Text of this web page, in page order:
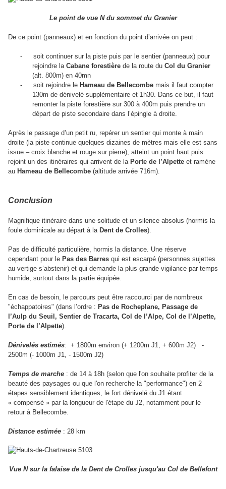
Le point de vue N du sommet du Granier
De ce point (panneaux) et en fonction du point d’arrivée on peut :
-
soit continuer sur la piste puis par le sentier (panneaux) pour
rejoindre la Cabane forestière de la route du Col du Granier
(alt. 800m) en 40mn
-
soit rejoindre le Hameau de Bellecombe mais il faut compter
130m de dénivelé supplémentaire et 1h30. Dans ce but, il faut
remonter la piste forestière sur 300 à 400m puis prendre un
départ de piste secondaire dans l’épingle à droite.
Après le passage d’un petit ru, repérer un sentier qui monte à main
droite (la piste continue quelques dizaines de mètres mais elle est sans
issue – croix blanche et rouge sur pierre), atteint un point haut puis
rejoint un des itinéraires qui arrivent de la Porte de l’Alpette et ramène
au Hameau de Bellecombe (altitude arrivée 716m).
Conclusion
Magnifique itinéraire dans une solitude et un silence absolus (hormis la
foule dominicale au départ à la Dent de Crolles).
Pas de difficulté particulière, hormis la distance. Une réserve
cependant pour le Pas des Barres qui est escarpé (personnes sujettes
au vertige s’abstenir) et qui demande la plus grande vigilance par temps
humide, surtout dans la partie équipée.
En cas de besoin, le parcours peut être raccourci par de nombreux
"échappatoires" (dans l’ordre : Pas de Rocheplane, Passage de
l’Aulp du Seuil, Sentier de Tracarta, Col de l’Alpe, Col de l’Alpette,
Porte de l’Alpette).
Dénivelés estimés: + 1800m environ (+ 1200m J1, + 600m J2)
-
2500m (- 1000m J1, - 1500m J2)
Temps de marche : de 14 à 18h (selon que l'on souhaite profiter de la
beauté des paysages ou que l'on recherche la "performance") en 2
étapes sensiblement identiques, le fort dénivelé du J1 étant
« compensé » par la longueur de l'étape du J2, notamment pour le
retour à Bellecombe.
Distance estimée : 28 km
Vue N sur la falaise de la Dent de Crolles jusqu'au Col de Bellefont